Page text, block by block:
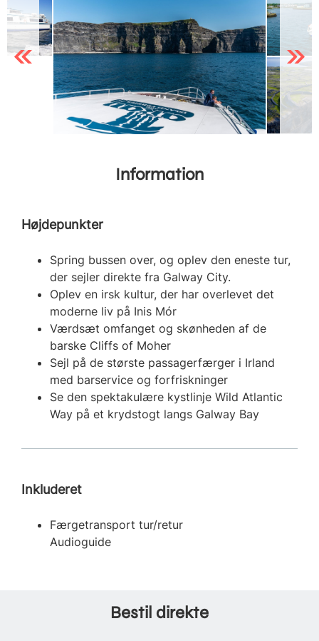
Previous Next
Information
Højdepunkter
Spring bussen over, og oplev den eneste tur,
der sejler direkte fra Galway City.
Oplev en irsk kultur, der har overlevet det
moderne liv på Inis Mór
Værdsæt omfanget og skønheden af de
barske Cliffs of Moher
Sejl på de største passagerfærger i Irland
med barservice og forfriskninger
Se den spektakulære kystlinje Wild Atlantic
Way på et krydstogt langs Galway Bay
Inkluderet
Færgetransport tur/retur
Audioguide
Bestil direkte